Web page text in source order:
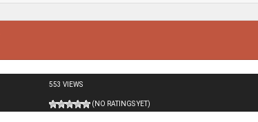
553 VIEWS
(NO RATINGS YET)